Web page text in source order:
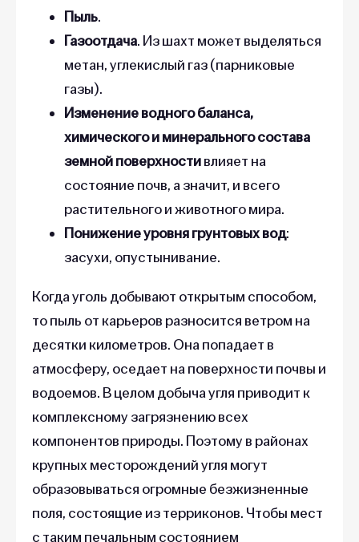
Пыль.
Газоотдача. Из шахт может выделяться
метан, углекислый газ (парниковые
газы).
Изменение водного баланса,
химического и минерального состава
земной поверхностивлияет на
состояние почв, а значит, и всего
растительного и животного мира.
Понижение уровня грунтовых вод:
засухи, опустынивание.
Когда уголь добывают открытым способом,
то пыль от карьеров разносится ветром на
десятки километров. Она попадает в
атмосферу, оседает на поверхности почвы и
водоемов. В целом добыча угля приводит к
комплексному загрязнению всех
компонентов природы. Поэтому в районах
крупных месторождений угля могут
образовываться огромные безжизненные
поля, состоящие из терриконов. Чтобы мест
с таким печальным состоянием